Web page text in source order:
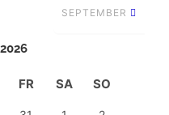
SEPTEMBER
FR SA SO